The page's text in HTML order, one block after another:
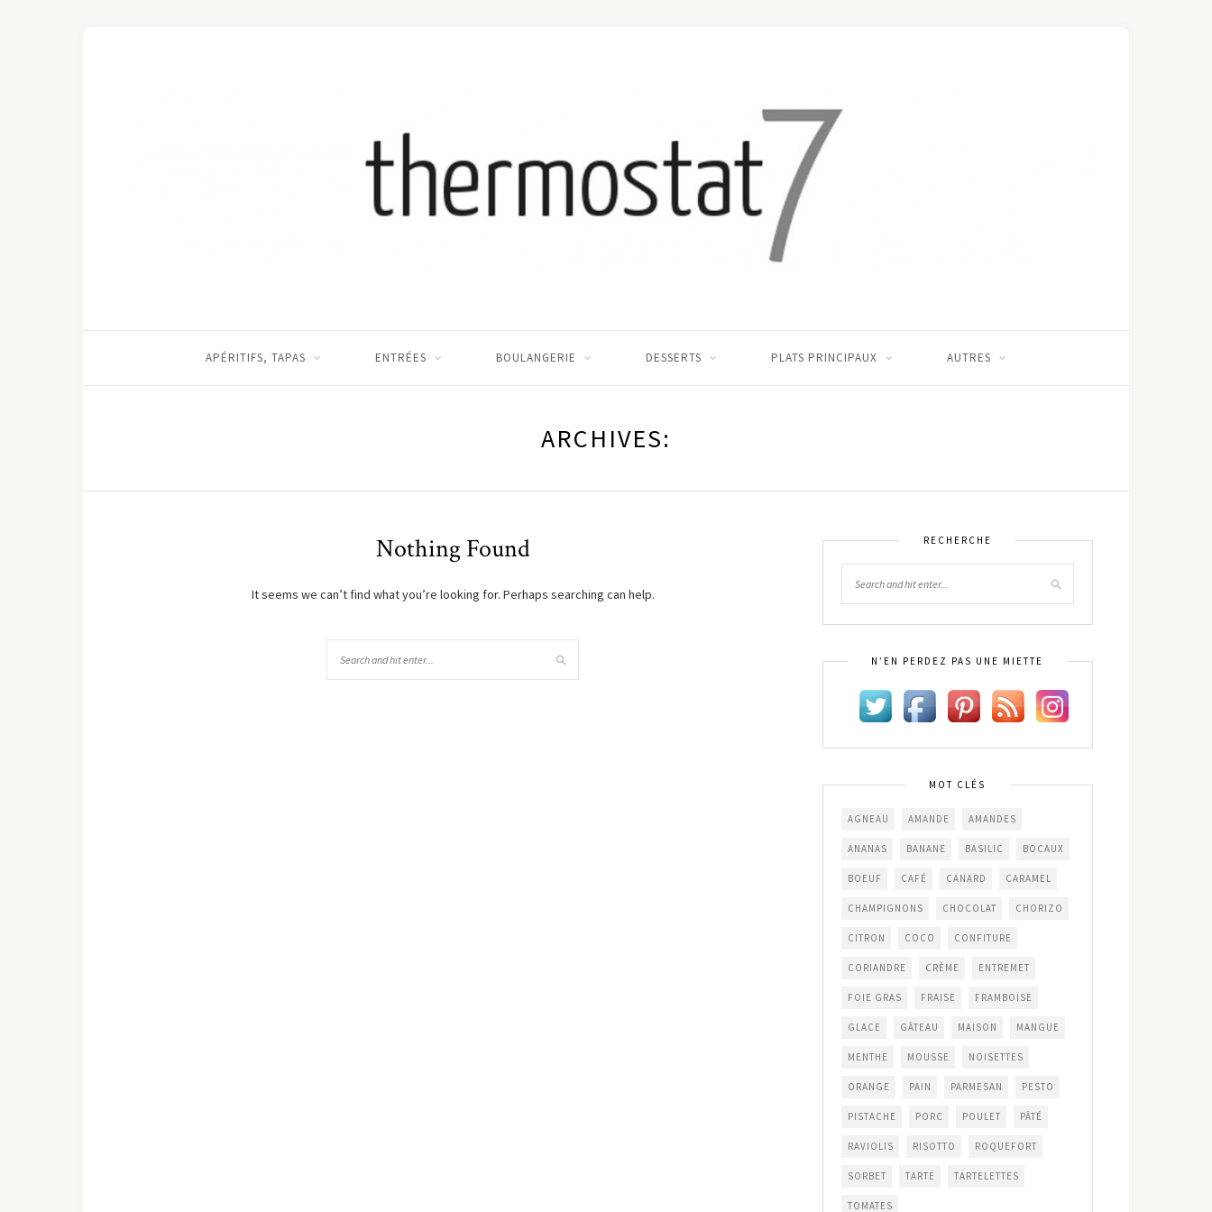
APÉRITIFS, TAPAS ENTRÉES BOULANGERIE DESSERTS PLATS PRINCIPAUX AUTRES
ARCHIVES:
Nothing Found
It seems we can’t find what you’re looking for. Perhaps searching can help.
RECHERCHE
N’EN PERDEZ PAS UNE MIETTE
MOT CLÉS
AGNEAU AMANDE AMANDES
ANANAS BANANE BASILIC BOCAUX
BOEUF CAFÉ CANARD CARAMEL
CHAMPIGNONS CHOCOLAT CHORIZO
CITRON COCO CONFITURE
CORIANDRE CRÈME ENTREMET
FOIE GRAS FRAISE FRAMBOISE
GLACE GÂTEAU MAISON MANGUE
MENTHE MOUSSE NOISETTES
ORANGE PAIN PARMESAN PESTO
PISTACHE PORC POULET PÂTÉ
RAVIOLIS RISOTTO ROQUEFORT
SORBET TARTE TARTELETTES
TOMATES